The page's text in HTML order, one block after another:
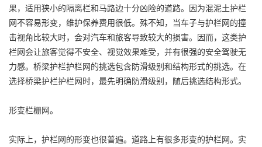
果，适用狭小的隔离栏和马路边十分凶险的道路。因为混泥土护栏
网不容易形变，维护保养费用很低。殊不知，当车子与护栏网的撞
击视角比较大时，会对汽车和旅客导致较大的损害。因而，这类护
栏网会让旅客觉得不安全、视觉效果难受，并有很强的安全驾驶无
力感。桥梁护栏护栏网的挑选包含防滑级别和结构形式的挑选。在
选择桥梁护栏护栏网时，最先明确防滑级别，随后挑选结构形式。
形变栏栅网。
实际上，护栏网的形变也很普遍。道路上有很多形变的护栏网。实